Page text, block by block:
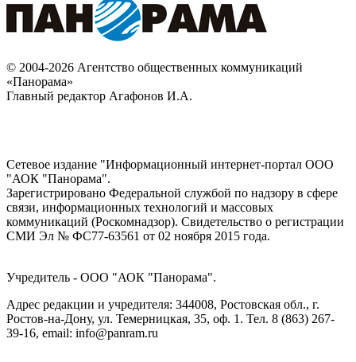
© 2004-2026 Агентство общественных коммуникаций
«Панорама»
Главный редактор Агафонов И.А.
Сетевое издание "Информационный интернет-портал ООО
"АОК "Панорама".
Зарегистрировано Федеральной службой по надзору в сфере
связи, информационных технологий и массовых
коммуникаций (Роскомнадзор). Cвидетельство о регистрации
СМИ Эл № ФС77-63561 от 02 ноября 2015 года.
Учредитель - ООО "АОК "Панорама".
Адрес редакции и учредителя: 344008, Ростовская обл., г.
Ростов-на-Дону, ул. Темерницкая, 35, оф. 1. Тел. 8 (863) 267-
39-16, email: info@panram.ru